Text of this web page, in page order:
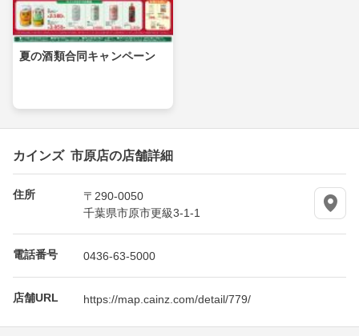
夏の酒類合同キャンペーン
カインズ 市原店の店舗詳細
住所
〒290-0050
千葉県市原市更級3-1-1
電話番号 0436-63-5000
店舗URL https://map.cainz.com/detail/779/